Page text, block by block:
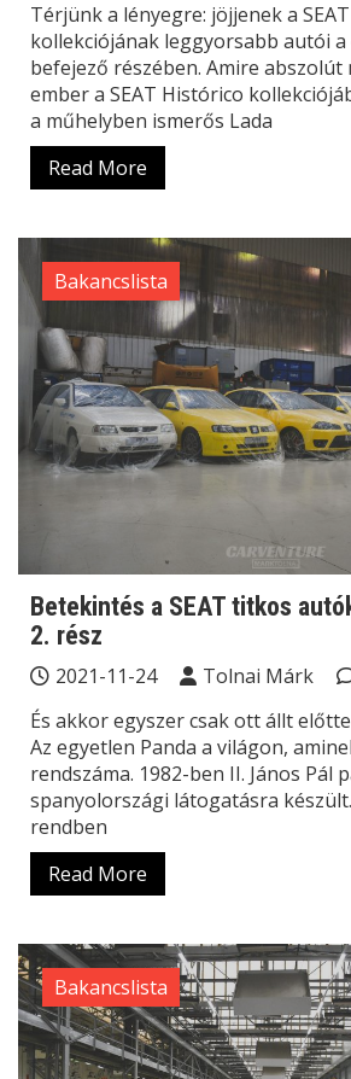
Térjünk a lényegre: jöjjenek a
kollekciójának leggyorsabb autói
befejező részében. Amire abszolút
ember a SEAT Histórico
a műhelyben ismerős Lada
Read More
Bakancslista
Betekintés a SEAT titkos
2. rész
2021-11-24 Tolnai Márk
És akkor egyszer csak ott állt
Az egyetlen Panda a világon,
rendszáma. 1982-ben II. János Pál
spanyolországi látogatásra
rendben
Read More
Bakancslista